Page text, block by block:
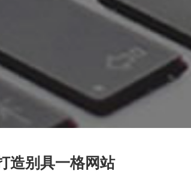
造别具一格网站